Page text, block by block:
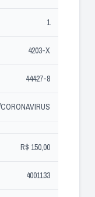
1
4203-X
44427-8
R$ 150,00
4001133